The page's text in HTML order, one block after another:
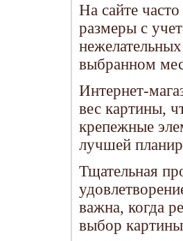
На сайте
размеры с
выбранном
Интернет-
вес картины,
крепежные
лучшей
Тщательная
важна, когда
выбор